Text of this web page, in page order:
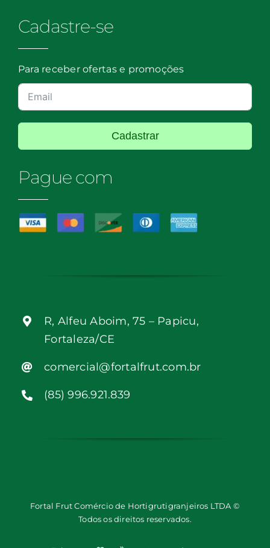
Cadastre-se
Para receber ofertas e promoções
Cadastrar
Pague com
R, Alfeu Aboim, 75 – Papicu,
Fortaleza/CE
comercial@fortalfrut.com.br
(85) 996.921.839
Fortal Frut Comércio de Hortigrutigranjeiros LTDA ©
Todos os direitos reservados.